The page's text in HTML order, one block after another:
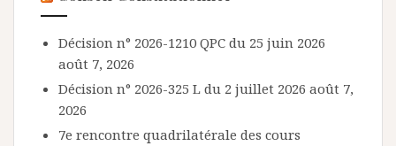
Décision n° 2026-1210 QPC du 25 juin 2026
août 7, 2026
Décision n° 2026-325 L du 2 juillet 2026 août 7,
2026
7e rencontre quadrilatérale des cours